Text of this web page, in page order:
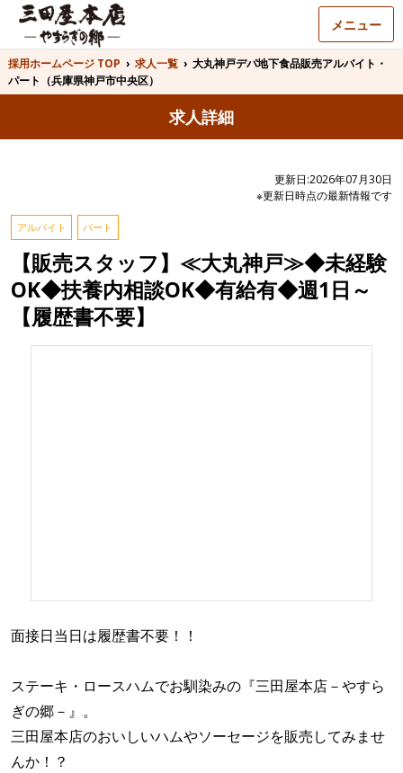
メニュー
採用ホームページ TOP › 求人一覧 › 大丸神戸デパ地下食品販売アルバイト・
パート（兵庫県神戸市中央区）
求人詳細
更新日:2026年07月30日
※更新日時点の最新情報です
アルバイト パート
【販売スタッフ】≪大丸神戸≫◆未経験
OK◆扶養内相談OK◆有給有◆週1日～
【履歴書不要】
面接日当日は履歴書不要！！
ステーキ・ロースハムでお馴染みの『三田屋本店－やすら
ぎの郷－』。
三田屋本店のおいしいハムやソーセージを販売してみませ
んか！？